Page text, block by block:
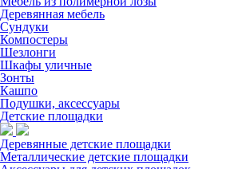
Деревянная мебель
Сундуки
Компостеры
Шезлонги
Шкафы уличные
Зонты
Кашпо
Подушки, аксессуары
Детские площадки
Деревянные детские площадки
Металлические детские площадки